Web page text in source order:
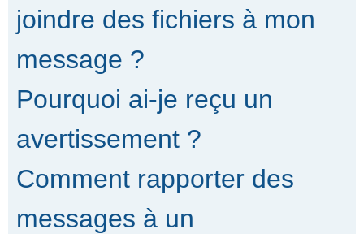
joindre des fichiers à mon
message ?
Pourquoi ai-je reçu un
avertissement ?
Comment rapporter des
messages à un